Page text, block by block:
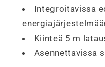
Integroitavissa
Kiinteä 5 m
Asennettavissa